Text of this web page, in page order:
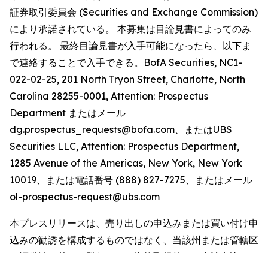
証券取引委員会 (Securities and Exchange Commission)
により承諾されている。 本募集は目論見書によってのみ
行われる。 最終目論見書が入手可能になったら、以下ま
で連絡することで入手できる。BofA Securities, NC1-
022-02-25, 201 North Tryon Street, Charlotte, North
Carolina 28255-0001, Attention: Prospectus
Department またはメール
dg.prospectus_requests@bofa.com、またはUBS
Securities LLC, Attention: Prospectus Department,
1285 Avenue of the Americas, New York, New York
10019、または電話番号 (888) 827-7275、またはメール
ol-prospectus-request@ubs.com
本プレスリリースは、売り出しの申込みまたは買い付け申
込みの勧誘を構成するものではなく、当該州または管轄区